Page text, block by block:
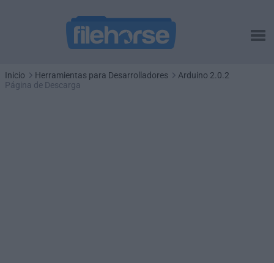
Inicio Herramientas para Desarrolladores
Arduino 2.0.2
Página de Descarga